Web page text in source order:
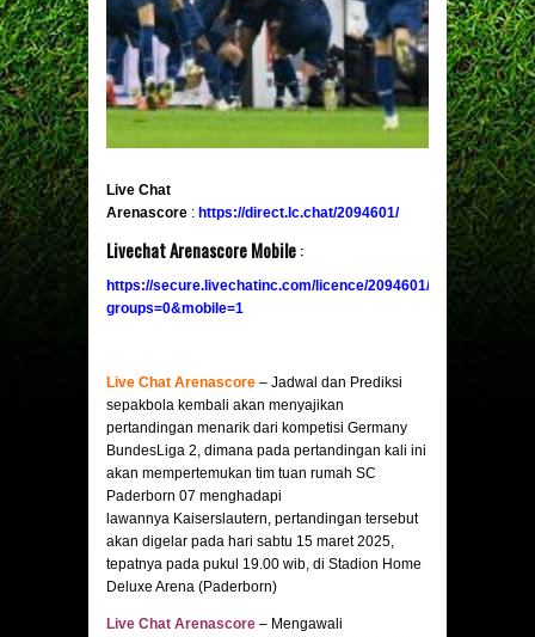
Live Chat
Arenascore : https://direct.lc.chat/2094601/
Livechat Arenascore Mobile:
https://secure.livechatinc.com/licence/2094601/v2/
groups=0&mobile=1
Live Chat Arenascore – Jadwal dan Prediksi
sepakbola kembali akan menyajikan
pertandingan menarik dari kompetisi Germany
BundesLiga 2, dimana pada pertandingan kali ini
akan mempertemukan tim tuan rumah SC
Paderborn 07 menghadapi
lawannya Kaiserslautern, pertandingan tersebut
akan digelar pada hari sabtu 15 maret 2025,
tepatnya pada pukul 19.00 wib, di Stadion Home
Deluxe Arena (Paderborn)
Live Chat Arenascore – Mengawali